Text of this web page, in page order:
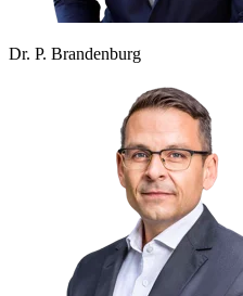
Dr. P. Brandenburg